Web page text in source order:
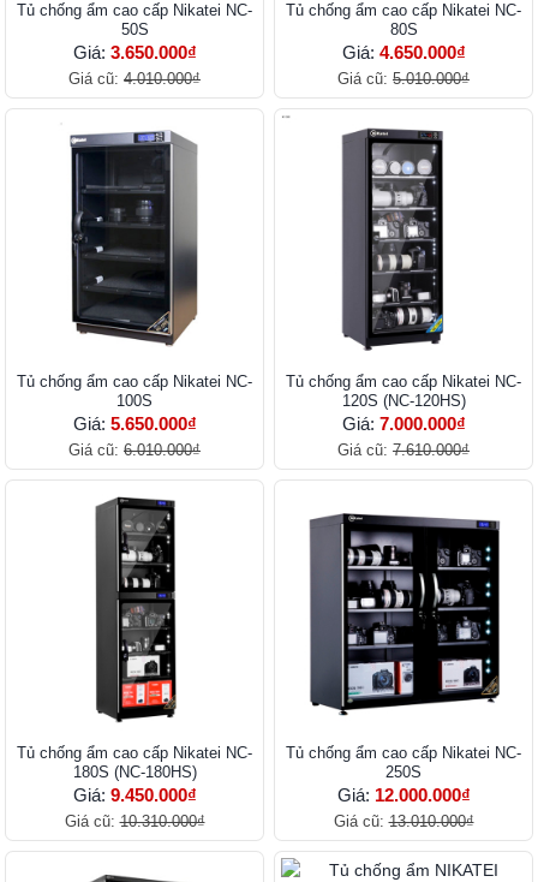
Tủ chống ẩm cao cấp Nikatei NC-
50S
Giá: 3.650.000₫
Giá cũ: 4.010.000₫
Tủ chống ẩm cao cấp Nikatei NC-
80S
Giá: 4.650.000₫
Giá cũ: 5.010.000₫
Tủ chống ẩm cao cấp Nikatei NC-
100S
Giá: 5.650.000₫
Giá cũ: 6.010.000₫
Tủ chống ẩm cao cấp Nikatei NC-
120S (NC-120HS)
Giá: 7.000.000₫
Giá cũ: 7.610.000₫
Tủ chống ẩm cao cấp Nikatei NC-
180S (NC-180HS)
Giá: 9.450.000₫
Giá cũ:10.310.000₫
Tủ chống ẩm cao cấp Nikatei NC-
250S
Giá: 12.000.000₫
Giá cũ:13.010.000₫